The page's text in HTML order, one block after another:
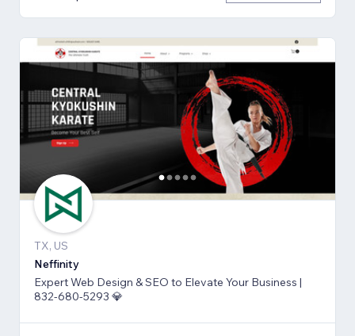
TX, US
Neffinity
Expert Web Design & SEO to Elevate Your Business |
832-680-5293 💎